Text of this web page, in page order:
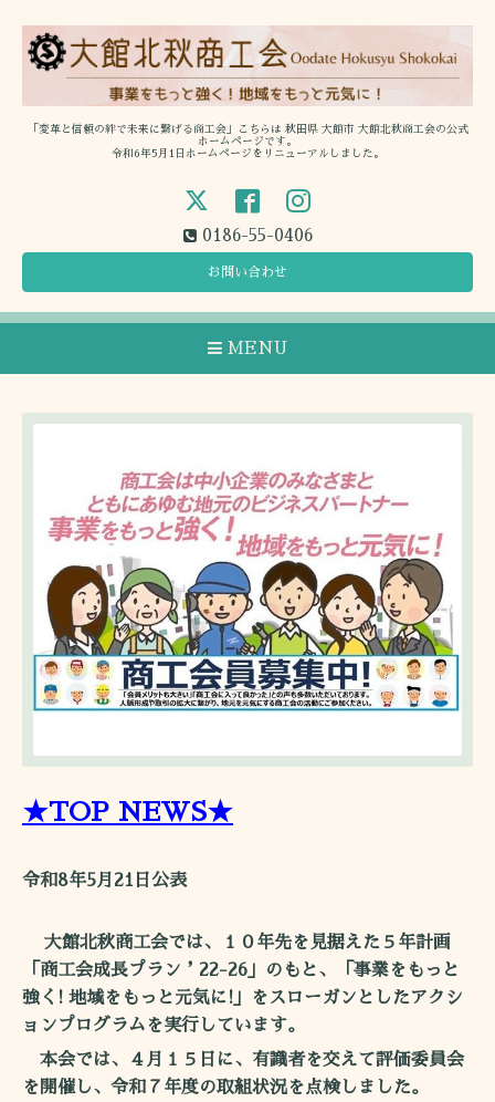
「変革と信頼の絆で未来に繋げる商工会」こちらは 秋田県 大館市 大館北秋商工会の公式
ホームページです。
令和6年5月1日ホームページをリニューアルしました。
0186-55-0406
お問い合わせ
MENU
★TOP NEWS★
令和8年5月21日公表
大館北秋商工会では、１０年先を見据えた５年計画
「商工会成長プラン＇22-26」のもと、「事業をもっと
強く! 地域をもっと元気に!」をスローガンとしたアクシ
ョンプログラムを実行しています。
本会では、４月１５日に、有識者を交えて評価委員会
を開催し、令和７年度の取組状況を点検しました。